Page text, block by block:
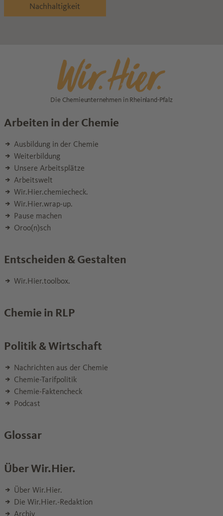
Nachhaltigkeit
Die Chemieunternehmen in Rheinland-Pfalz
Arbeiten in der Chemie
Ausbildung in der Chemie
Weiterbildung
Unsere Arbeitsplätze
Arbeitswelt
Wir.Hier.chemiecheck.
Wir.Hier.wrap-up.
Pause machen
Oroo(n)sch
Entscheiden & Gestalten
Wir.Hier.toolbox.
Chemie in RLP
Politik & Wirtschaft
Nachrichten aus der Chemie
Chemie-Tarifpolitik
Chemie-Faktencheck
Podcast
Glossar
Über Wir.Hier.
Über Wir.Hier.
Die Wir.Hier.-Redaktion
Archiv